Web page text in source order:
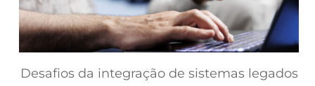
Desafios da integração de sistemas legados